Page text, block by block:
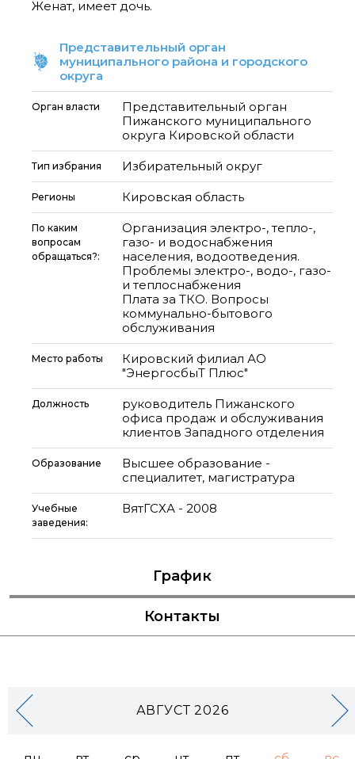
Представительный орган
муниципального района и городского
округа
Орган власти
Представительный орган
Пижанского муниципального
округа Кировской области
Тип избрания Избирательный округ
Регионы Кировская область
По каким
вопросам
обращаться?:
Организация электро-, тепло-,
газо- и водоснабжения
населения, водоотведения.
Проблемы электро-, водо-, газо-
и теплоснабжения
Плата за ТКО. Вопросы
коммунально-бытового
обслуживания
Место работы
Кировский филиал АО
"ЭнергосбыТ Плюс"
Должность
руководитель Пижанского
офиса продаж и обслуживания
клиентов Западного отделения
Образование
Высшее образование -
специалитет, магистратура
Учебные
заведения:
ВятГСХА - 2008
График
Контакты
АВГУСТ 2026